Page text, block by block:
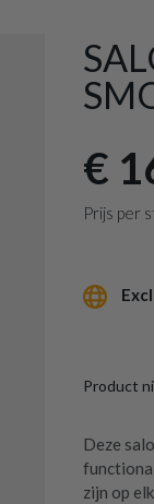
€
Prijs per
Product
Deze
zijn op